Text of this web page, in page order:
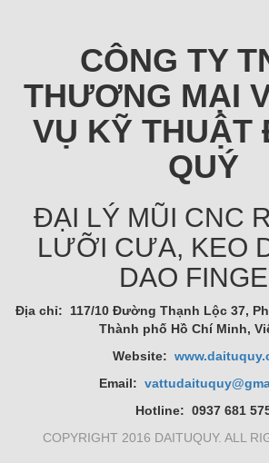
CÔNG TY
THƯƠNG MẠI
VỤ KỸ THUẬT
QUÝ
ĐẠI LÝ MŨI CNC
LƯỠI CƯA, KEO
DAO
Địa chỉ: 117/10 Đường Thạnh Lộc 37,
Thành phố Hồ Chí Minh,
Website:
Email:
Hotline: 0937 681
COPYRIGHT 2016 DAITUQUY. ALL